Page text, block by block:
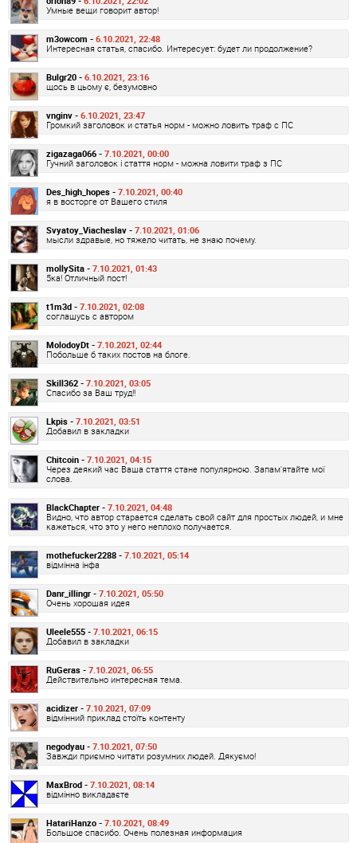
Умные вещи говорит автор!
m3owcom - 6.10.2021, 22:48
Интересная статья, спасибо. Интересует: будет ли продолжение?
Bulgr20 - 6.10.2021, 23:16
щось в цьому є, безумовно
vnginv - 6.10.2021, 23:47
Громкий заголовок и статья норм - можно ловить траф с ПС
zigazaga066 - 7.10.2021, 00:00
Гучний заголовок і стаття норм - можна ловити траф з ПС
Des_high_hopes - 7.10.2021, 00:40
я в восторге от Вашего стиля
Svyatoy_Viacheslav - 7.10.2021, 01:06
мысли здравые, но тяжело читать, не знаю почему.
mollySita - 7.10.2021, 01:43
5ка! Отличный пост!
t1m3d - 7.10.2021, 02:08
соглашусь с автором
MolodoyDt - 7.10.2021, 02:44
Побольше б таких постов на блоге.
Skill362 - 7.10.2021, 03:05
Спасибо за Ваш труд!!
Lkpis - 7.10.2021, 03:51
Добавил в закладки
Chitcoin - 7.10.2021, 04:15
Через деякий час Ваша стаття стане популярною. Запам'ятайте мої
слова.
BlackChapter - 7.10.2021, 04:48
Видно, что автор старается сделать свой сайт для простых людей, и мне
кажеться, что это у него неплохо получается.
mothefucker2288 - 7.10.2021, 05:14
відмінна інфа
Danr_illingr - 7.10.2021, 05:50
Очень хорошая идея
Uleele555 - 7.10.2021, 06:15
Добавил в закладки
RuGeras - 7.10.2021, 06:55
Действительно интересная тема.
acidizer - 7.10.2021, 07:09
відмінний приклад стоїть контенту
negodyau - 7.10.2021, 07:50
Завжди приємно читати розумних людей. Дякуємо!
MaxBrod - 7.10.2021, 08:14
відмінно викладаєте
HatariHanzo - 7.10.2021, 08:49
Большое спасибо. Очень полезная информация